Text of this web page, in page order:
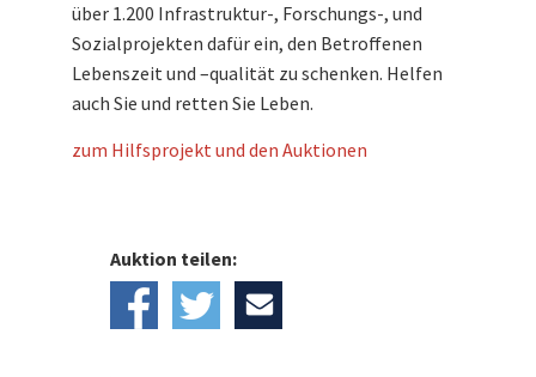
über 1.200 Infrastruktur-, Forschungs-, und
Sozialprojekten dafür ein, den Betroffenen
Lebenszeit und –qualität zu schenken. Helfen
auch Sie und retten Sie Leben.
zum Hilfsprojekt und den Auktionen
Auktion teilen: